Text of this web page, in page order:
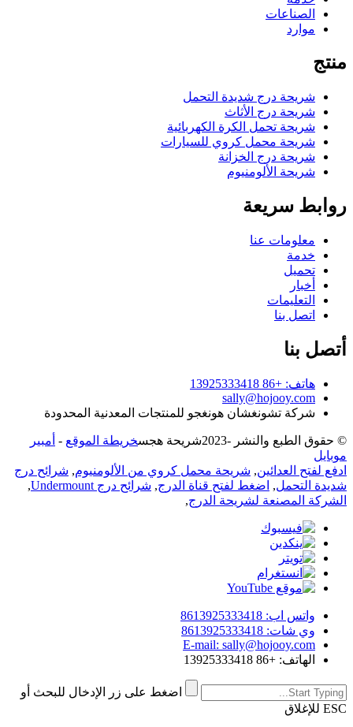
الصناعات
موارد
منتج
شريحة درج شديدة التحمل
شريحة درج الأثاث
شريحة تحمل الكرة الكهربائية
شريحة محمل كروي للسيارات
شريحة درج الخزانة
شريحة الألومنيوم
روابط سريعة
معلومات عنا
خدمة
تحميل
أخبار
التعليمات
اتصل بنا
أتصل بنا
هاتف: +86 13925333418
sally@hojooy.com
شركة تشونغشان هونغجو للمنتجات المعدنية المحدودة
© حقوق الطبع والنشر -2023شريحة هجسخريطة الموقع - أمبير
موبايل
ادفع لفتح العدائين, شريحة محمل كروي من الألومنيوم, شرائح درج
شديدة التحمل, اضغط لفتح قناة الدرج, شرائح درج Undermount
,
الشركة المصنعة لشريحة الدرج,
واتس اب: 8613925333418
وي شات: 8613925333418
E-mail: sally@hojooy.com
الهاتف: +86 13925333418
اضغط على زر الإدخال للبحث أو
ESC للإغلاق